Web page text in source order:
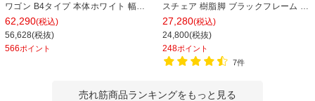
ワゴン B4タイプ 本体ホワイト 幅
395×奥行602×高さ600mm SD-
IS46V3SAWN4 サイドワゴン デスク
下ワゴン デスク下収納
62,290(税込)
56,628(税抜)
566ポイント
スチェア 樹脂脚 ブラックフレーム 肘
無し ナイロンキャスター シンクロロ
ッキング 座面スライド デスクチェア
メッシュチェア CCR-ET2P301
27,280(税込)
24,800(税抜)
248ポイント
7件
売れ筋商品ランキングをもっと見る